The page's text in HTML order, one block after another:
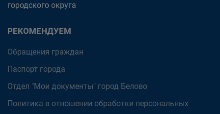
городского округа
РЕКОМЕНДУЕМ
Обращения граждан
Паспорт города
Отдел "Мои документы" город Белово
Политика в отношении обработки персональных